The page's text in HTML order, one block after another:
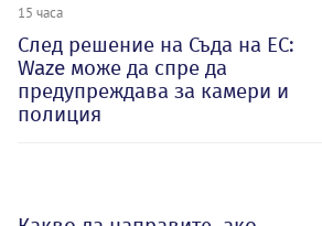
15 часа
След решение на Съда на ЕС:
Waze може да спре да
предупреждава за камери и
полиция